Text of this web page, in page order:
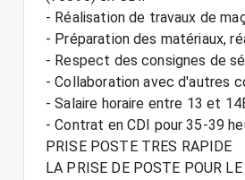
- Réalisation de travaux de
- Préparation des matériaux,
- Respect des consignes de
- Collaboration avec d'autres
- Salaire horaire entre 13 et
- Contrat en CDI pour 35-39
PRISE POSTE TRES RAPIDE
LA PRISE DE POSTE POUR